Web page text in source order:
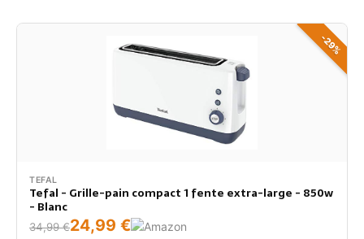
-29%
TEFAL
Tefal - Grille-pain compact 1 fente extra-large - 850w
- Blanc
34,99 €24,99 €